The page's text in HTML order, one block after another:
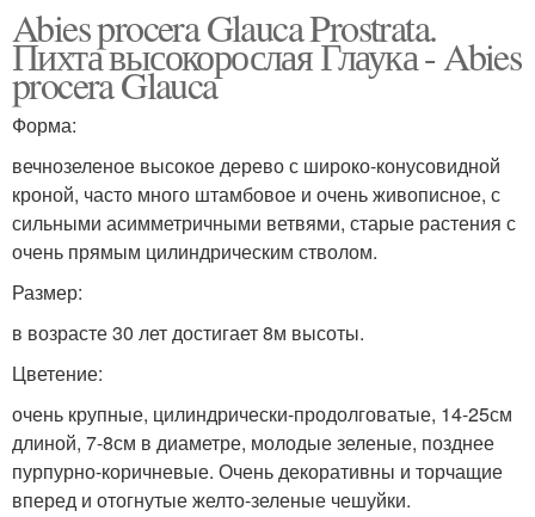
Abies procera Glauca Prostrata.
Пихта высокорослая Глаука - Abies
procera Glauca
Форма:
вечнозеленое высокое дерево с широко-конусовидной
кроной, часто много штамбовое и очень живописное, с
сильными асимметричными ветвями, старые растения с
очень прямым цилиндрическим стволом.
Размер:
в возрасте 30 лет достигает 8м высоты.
Цветение:
очень крупные, цилиндрически-продолговатые, 14-25см
длиной, 7-8см в диаметре, молодые зеленые, позднее
пурпурно-коричневые. Очень декоративны и торчащие
вперед и отогнутые желто-зеленые чешуйки.